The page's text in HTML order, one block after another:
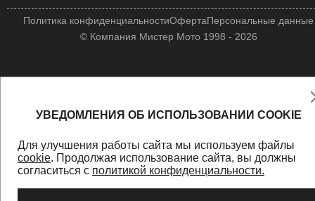
© Компания Мистер Мото 1998 - 2026
Политика конфиденциальностиОфертаПерсональные данные
УВЕДОМЛЕНИЯ ОБ ИСПОЛЬЗОВАНИИ COOKIE
Для улучшения работы сайта мы используем файлы
cookie. Продолжая использование сайта, вы должны
согласиться с политикой конфиденциальности.